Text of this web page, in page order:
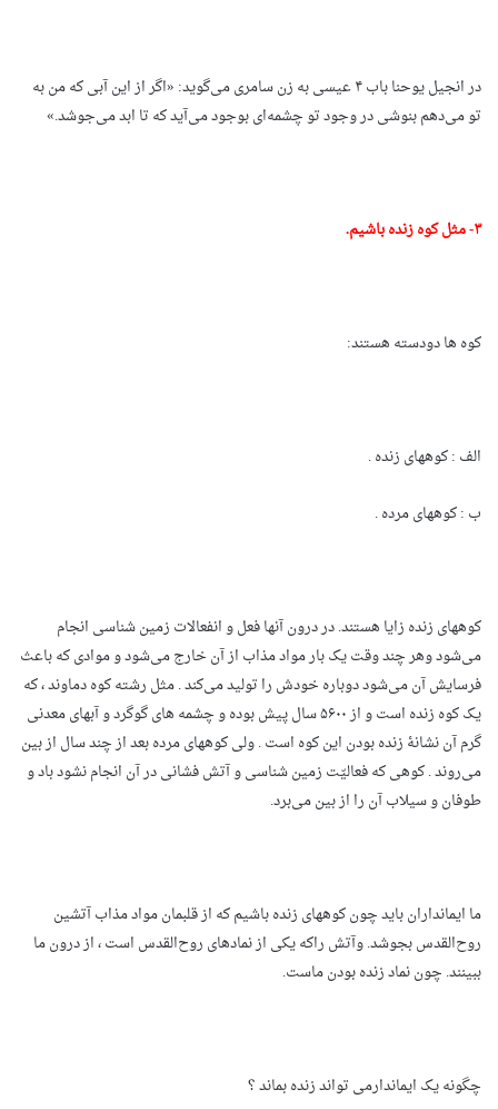
در انجیل یوحنا باب ۴ عیسی به زن سامری می‌گوید: «اگر از این آبی که من به
تو می‌دهم بنوشی در وجود تو چشمه‌ای بوجود می‌آید که تا ابد می‌جوشد.»
۳- مثل کوه زنده باشیم.
کوه ها دودسته هستند:
الف : کوههای زنده .
ب : کوههای مرده .
کوههای زنده زایا هستند. در درون آنها فعل و انفعالات زمین شناسی انجام
می‌شود وهر چند وقت یک بار مواد مذاب از آن خارج می‌شود و موادی که باعث
فرسایش آن می‌شود دوباره خودش را تولید می‌کند . مثل رشته کوه دماوند ، که
یک کوه زنده است و از ۵۶۰۰ سال پیش بوده و چشمه های گوگرد و آبهای معدنی
گرم آن نشانۀ زنده بودن این کوه است . ولی کوههای مرده بعد از چند سال از بین
می‌روند . کوهی که فعالیّت زمین شناسی و آتش فشانی در آن انجام نشود باد و
طوفان و سیلاب آن را از بین می‌برد.
ما ایمانداران باید چون کوههای زنده باشیم که از قلبمان مواد مذاب آتشین
روح‌القدس بجوشد. وآتش راکه یکی از نمادهای روح‌القدس است ، از درون ما
ببینند. چون نماد زنده بودن ماست.
چگونه یک ایماندارمی تواند زنده بماند ؟